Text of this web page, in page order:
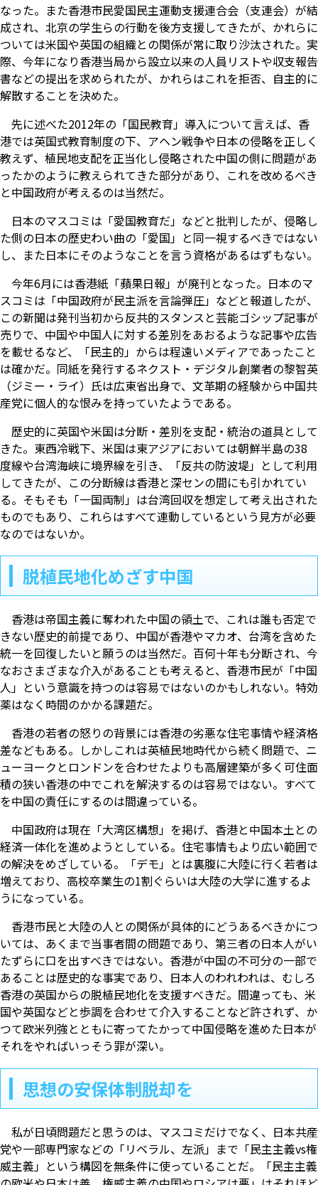
なった。また香港市民愛国民主運動支援連合会（支連会）が結
成され、北京の学生らの行動を後方支援してきたが、かれらに
ついては米国や英国の組織との関係が常に取り沙汰された。実
際、今年になり香港当局から設立以来の人員リストや収支報告
書などの提出を求められたが、かれらはこれを拒否、自主的に
解散することを決めた。
先に述べた2012年の「国民教育」導入について言えば、香
港では英国式教育制度の下、アヘン戦争や日本の侵略を正しく
教えず、植民地支配を正当化し侵略された中国の側に問題があ
ったかのように教えられてきた部分があり、これを改めるべき
と中国政府が考えるのは当然だ。
日本のマスコミは「愛国教育だ」などと批判したが、侵略し
た側の日本の歴史わい曲の「愛国」と同一視するべきではない
し、また日本にそのようなことを言う資格があるはずもない。
今年6月には香港紙「蘋果日報」が廃刊となった。日本のマ
スコミは「中国政府が民主派を言論弾圧」などと報道したが、
この新聞は発刊当初から反共的スタンスと芸能ゴシップ記事が
売りで、中国や中国人に対する差別をあおるような記事や広告
を載せるなど、「民主的」からは程遠いメディアであったこと
は確かだ。同紙を発行するネクスト・デジタル創業者の黎智英
（ジミー・ライ）氏は広東省出身で、文革期の経験から中国共
産党に個人的な恨みを持っていたようである。
歴史的に英国や米国は分断・差別を支配・統治の道具として
きた。東西冷戦下、米国は東アジアにおいては朝鮮半島の38
度線や台湾海峡に境界線を引き、「反共の防波堤」として利用
してきたが、この分断線は香港と深センの間にも引かれてい
る。そもそも「一国両制」は台湾回収を想定して考え出された
ものでもあり、これらはすべて連動しているという見方が必要
なのではないか。
脱植民地化めざす中国
香港は帝国主義に奪われた中国の領土で、これは誰も否定で
きない歴史的前提であり、中国が香港やマカオ、台湾を含めた
統一を回復したいと願うのは当然だ。百何十年も分断され、今
なおさまざまな介入があることも考えると、香港市民が「中国
人」という意識を持つのは容易ではないのかもしれない。特効
薬はなく時間のかかる課題だ。
香港の若者の怒りの背景には香港の劣悪な住宅事情や経済格
差などもある。しかしこれは英植民地時代から続く問題で、ニ
ューヨークとロンドンを合わせたよりも高層建築が多く可住面
積の狭い香港の中でこれを解決するのは容易ではない。すべて
を中国の責任にするのは間違っている。
中国政府は現在「大湾区構想」を掲げ、香港と中国本土との
経済一体化を進めようとしている。住宅事情もより広い範囲で
の解決をめざしている。「デモ」とは裏腹に大陸に行く若者は
増えており、高校卒業生の1割ぐらいは大陸の大学に進するよ
うになっている。
香港市民と大陸の人との関係が具体的にどうあるべきかにつ
いては、あくまで当事者間の問題であり、第三者の日本人がい
たずらに口を出すべきではない。香港が中国の不可分の一部で
あることは歴史的な事実であり、日本人のわれわれは、むしろ
香港の英国からの脱植民地化を支援すべきだ。間違っても、米
国や英国などと歩調を合わせて介入することなど許されず、か
つて欧米列強とともに寄ってたかって中国侵略を進めた日本が
それをやればいっそう罪が深い。
思想の安保体制脱却を
私が日頃問題だと思うのは、マスコミだけでなく、日本共産
党や一部専門家などの「リベラル、左派」まで「民主主義vs権
威主義」という構図を無条件に使っていることだ。「民主主義